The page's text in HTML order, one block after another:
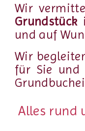
Wir
Grundstück
und auf
Wir
für Sie und
Alles rund